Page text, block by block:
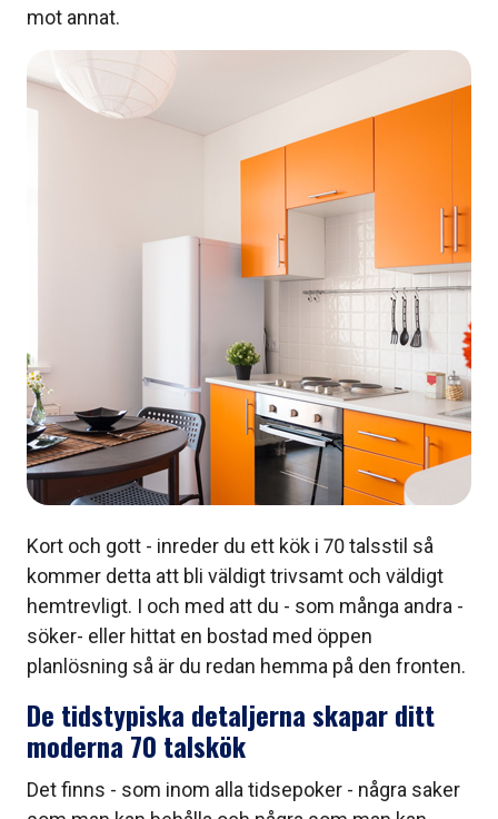
mot annat.
Kort och gott - inreder du ett kök i 70 talsstil så
kommer detta att bli väldigt trivsamt och väldigt
hemtrevligt. I och med att du - som många andra -
söker- eller hittat en bostad med öppen
planlösning så är du redan hemma på den fronten.
De tidstypiska detaljerna skapar ditt
moderna 70 talskök
Det finns - som inom alla tidsepoker - några saker